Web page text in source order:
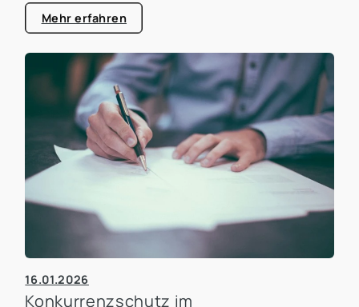
Mehr erfahren
16.01.2026
Konkurrenzschutz im